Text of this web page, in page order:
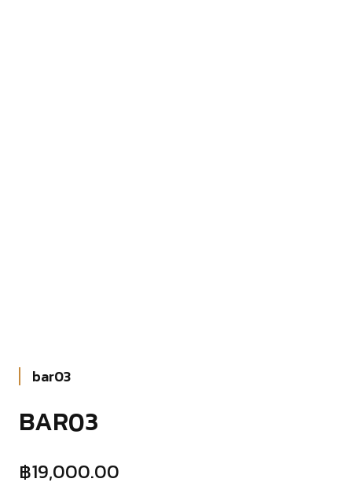
bar03
BAR03
฿19,000.00